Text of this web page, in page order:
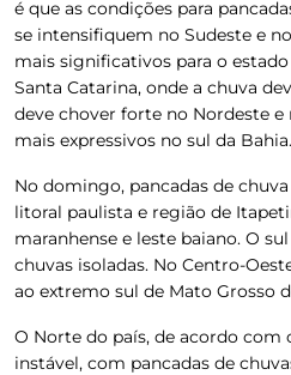
é que as condições para
se intensifiquem no Sudeste e
mais significativos para o
Santa Catarina, onde a chuva
deve chover forte no Nordeste
mais expressivos no sul da Bahia.
No domingo, pancadas de
litoral paulista e região de
maranhense e leste baiano. O
chuvas isoladas. No Centro-
ao extremo sul de Mato Grosso
O Norte do país, de acordo com
instável, com pancadas de